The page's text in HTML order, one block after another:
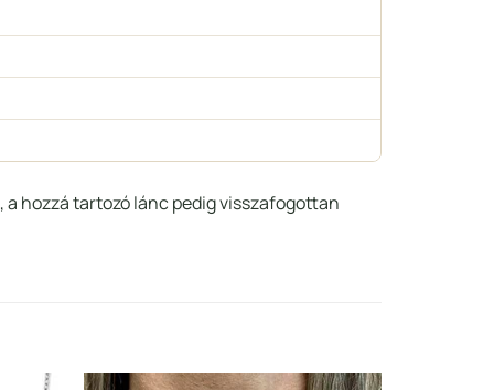
hozzá tartozó lánc pedig visszafogottan